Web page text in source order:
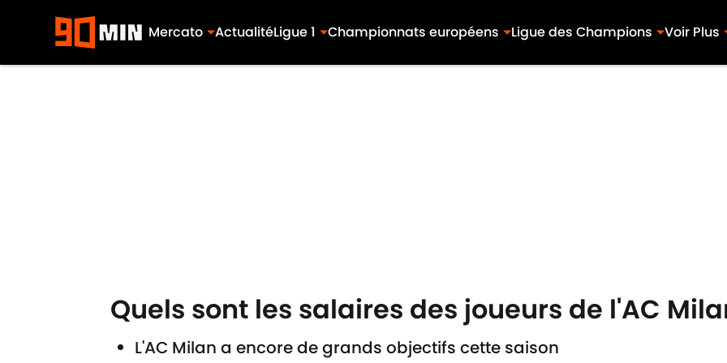
Mercato ActualitéLigue 1 Championnats européens Ligue des Champions Voir Plus
Quels sont les salaires des joueurs de l'AC
L'AC Milan a encore de grands objectifs cette saison